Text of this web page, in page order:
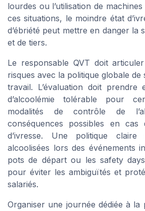
lourdes ou l’utilisation de
ces situations, le moindre état
d’ébriété peut mettre en danger la
et de tiers.
Le responsable QVT doit
risques avec la politique globale de
travail. L’évaluation doit
d’alcoolémie tolérable pour
modalités de contrôle de
conséquences possibles en
d’ivresse. Une politique
alcoolisées lors des événements
pots de départ ou les safety
pour éviter les ambiguïtés et
salariés.
Organiser une journée dédiée à la